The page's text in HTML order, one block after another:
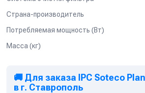
Страна-производитель
Потребляемая мощность (Вт)
Масса (кг)
🚚 Для заказа IPC Soteco
в г. Ставрополь